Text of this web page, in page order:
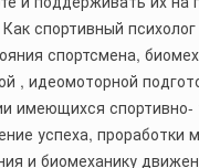
спортивный
спортсмена,
, идеомоторной
имеющихся спортивно-
успеха, проработки
и биомеханику